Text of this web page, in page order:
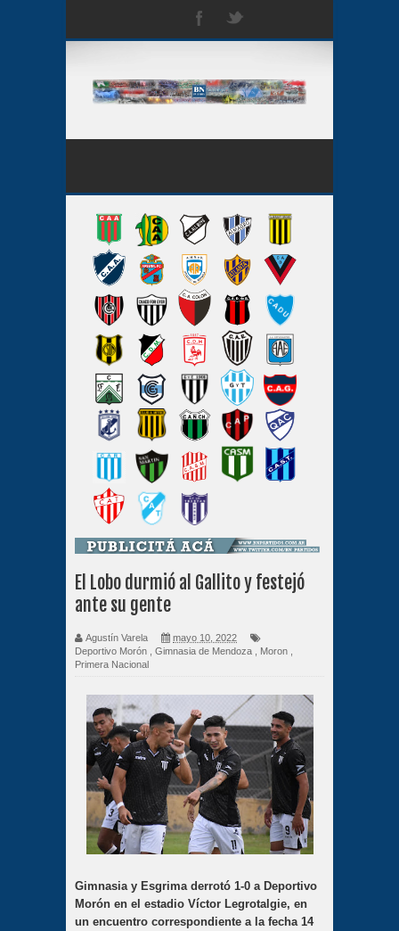
El Lobo durmió al Gallito y festejó
ante su gente
Agustín Varela
mayo 10, 2022
Deportivo Morón
Gimnasia de Mendoza Moron
Primera Nacional
Gimnasia y Esgrima derrotó 1-0 a Deportivo
Morón en el estadio Víctor Legrotalgie, en
un encuentro correspondiente a la fecha 14